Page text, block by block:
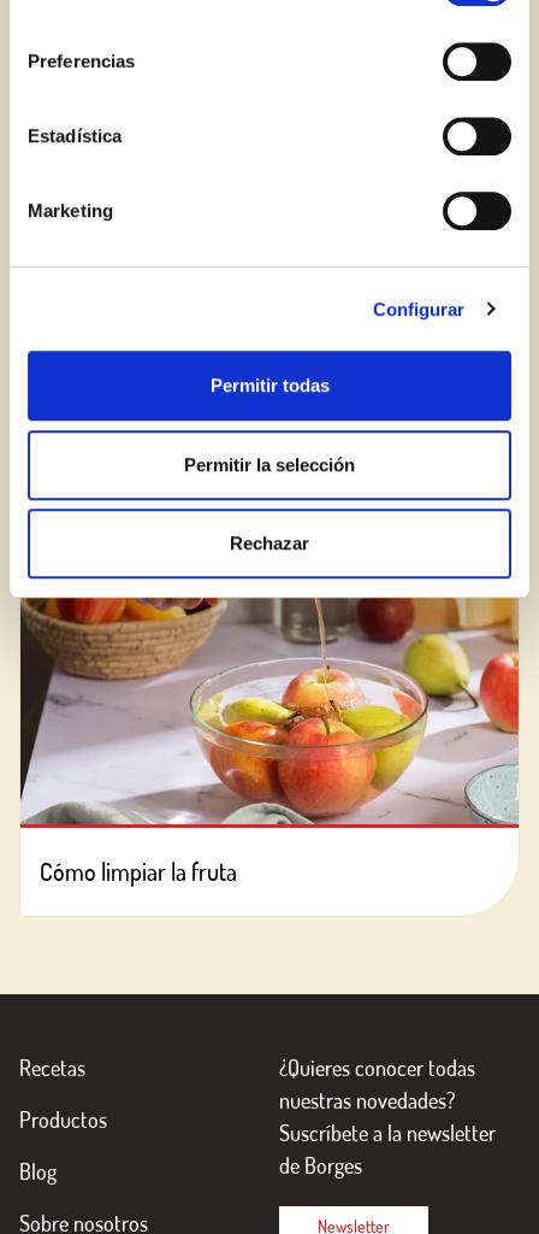
Si se desea ver otra vez esta notificación navegar en
privado y aparecerá de nuevo. Le informamos que aún
no habiendo aceptado las cookies de analytics, Google
identifican de ninguna forma.
Preferencias
Estadística
Marketing
Configurar
Permitir todas
Permitir la selección
Rechazar
BLOG
Cómo añadir brillo a los platos festivos
BLOG
Cómo limpiar la fruta
Recetas
Productos
Blog
Sobre nosotros
¿Quieres conocer todas
nuestras novedades?
Suscríbete a la newsletter
de Borges
Newsletter